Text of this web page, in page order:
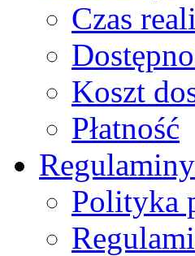
Czas
Koszt
Płatność
Regulaminy
Polityka